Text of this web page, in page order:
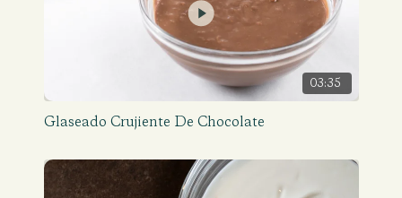
03:35
Glaseado Crujiente De Chocolate